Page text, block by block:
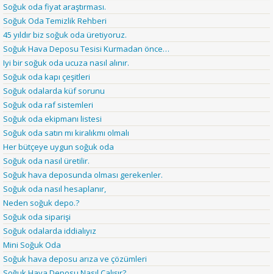
Soğuk oda fiyat araştırması.
Soğuk Oda Temizlik Rehberi
45 yıldır biz soğuk oda üretiyoruz.
Soğuk Hava Deposu Tesisi Kurmadan önce…
Iyi bir soğuk oda ucuza nasıl alınır.
Soğuk oda kapı çeşitleri
Soğuk odalarda küf sorunu
Soğuk oda raf sistemleri
Soğuk oda ekipmanı listesi
Soğuk oda satın mı kiralıkmı olmalı
Her bütçeye uygun soğuk oda
Soğuk oda nasıl üretilir.
Soğuk hava deposunda olması gerekenler.
Soğuk oda nasıl hesaplanır,
Neden soğuk depo.?
Soğuk oda siparişi
Soğuk odalarda iddialıyız
Mini Soğuk Oda
Soğuk hava deposu arıza ve çözümleri